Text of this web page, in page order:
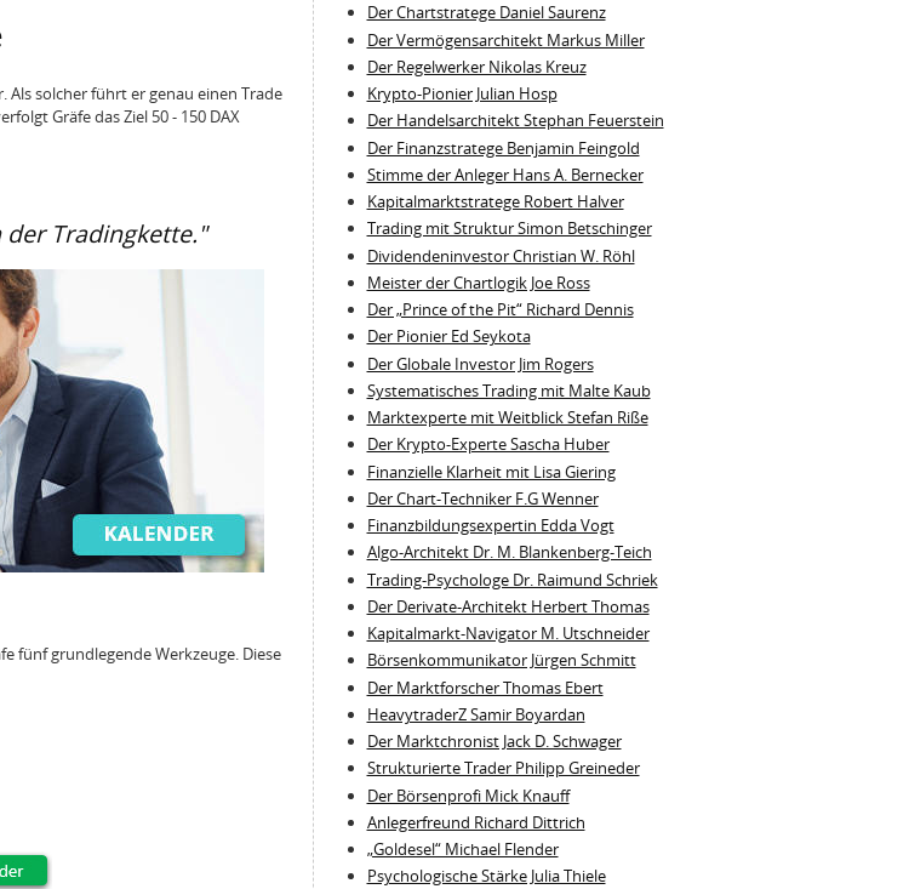
Als solcher führt er genau einen Trade
Gräfe das Ziel 50 - 150 DAX
der Tradingkette."
fünf grundlegende Werkzeuge. Diese
Der Chartstratege Daniel Saurenz
Der Vermögensarchitekt Markus Miller
Der Regelwerker Nikolas Kreuz
Krypto-Pionier Julian Hosp
Der Handelsarchitekt Stephan Feuerstein
Der Finanzstratege Benjamin Feingold
Stimme der Anleger Hans A. Bernecker
Kapitalmarktstratege Robert Halver
Trading mit Struktur Simon Betschinger
Dividendeninvestor Christian W. Röhl
Meister der Chartlogik Joe Ross
Der „Prince of the Pit“ Richard Dennis
Der Pionier Ed Seykota
Der Globale Investor Jim Rogers
Systematisches Trading mit Malte Kaub
Marktexperte mit Weitblick Stefan Riße
Der Krypto-Experte Sascha Huber
Finanzielle Klarheit mit Lisa Giering
Der Chart-Techniker F.G Wenner
Finanzbildungsexpertin Edda Vogt
Algo‑Architekt Dr. M. Blankenberg‑Teich
Trading-Psychologe Dr. Raimund Schriek
Der Derivate‑Architekt Herbert Thomas
Kapitalmarkt-Navigator M. Utschneider
Börsenkommunikator Jürgen Schmitt
Der Marktforscher Thomas Ebert
HeavytraderZ Samir Boyardan
Der Marktchronist Jack D. Schwager
Strukturierte Trader Philipp Greineder
Der Börsenprofi Mick Knauff
Anlegerfreund Richard Dittrich
„Goldesel“ Michael Flender
Psychologische Stärke Julia Thiele